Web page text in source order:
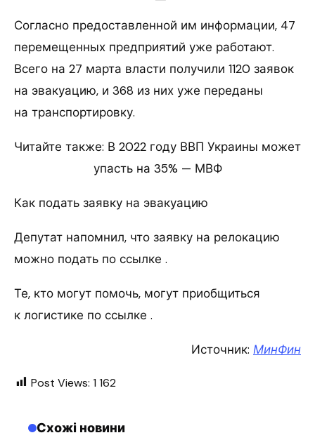
Согласно предоставленной им информации, 47
перемещенных предприятий уже работают.
Всего на 27 марта власти получили 1120 заявок
на эвакуацию, и 368 из них уже переданы
на транспортировку.
Читайте также: В 2022 году ВВП Украины может
упасть на 35% — МВФ
Как подать заявку на эвакуацию
Депутат напомнил, что заявку на релокацию
можно подать по ссылке .
Те, кто могут помочь, могут приобщиться
к логистике по ссылке .
Источник: МинФин
Post Views: 1 162
Схожі новини